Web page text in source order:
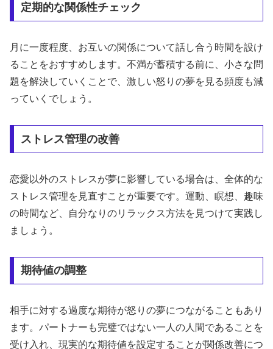
定期的な関係性チェック
月に一度程度、お互いの関係について話し合う時間を設け
ることをおすすめします。不満が蓄積する前に、小さな問
題を解決していくことで、激しい怒りの夢を見る頻度も減
っていくでしょう。
ストレス管理の改善
恋愛以外のストレスが夢に影響している場合は、全体的な
ストレス管理を見直すことが重要です。運動、瞑想、趣味
の時間など、自分なりのリラックス方法を見つけて実践し
ましょう。
期待値の調整
相手に対する過度な期待が怒りの夢につながることもあり
ます。パートナーも完璧ではない一人の人間であることを
受け入れ、現実的な期待値を設定することが関係改善につ